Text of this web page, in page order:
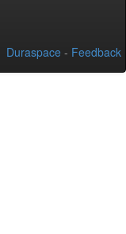
Duraspace - Feedback